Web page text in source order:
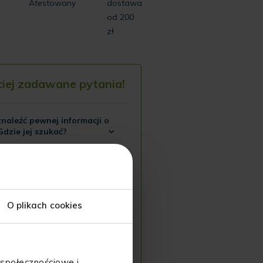
O plikach cookies
Atestowany
dostawa
od 200
zł
zadawane pytania!
pewnej informacji o
jej szukać?
info@hempking.eu), poprzez
społecznościowe